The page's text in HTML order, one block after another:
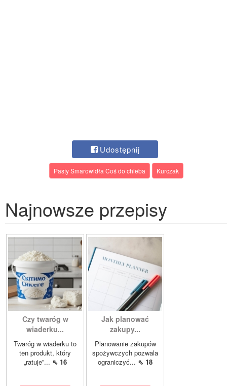
Udostępnij
Pasty Smarowidła Coś do chleba Kurczak
Najnowsze przepisy
Czy twaróg w
wiaderku...
Twaróg w wiaderku to
ten produkt, który
„ratuje”... ⇖ 16
Jak planować
zakupy...
Planowanie zakupów
spożywczych pozwala
ograniczyć... ⇖ 18